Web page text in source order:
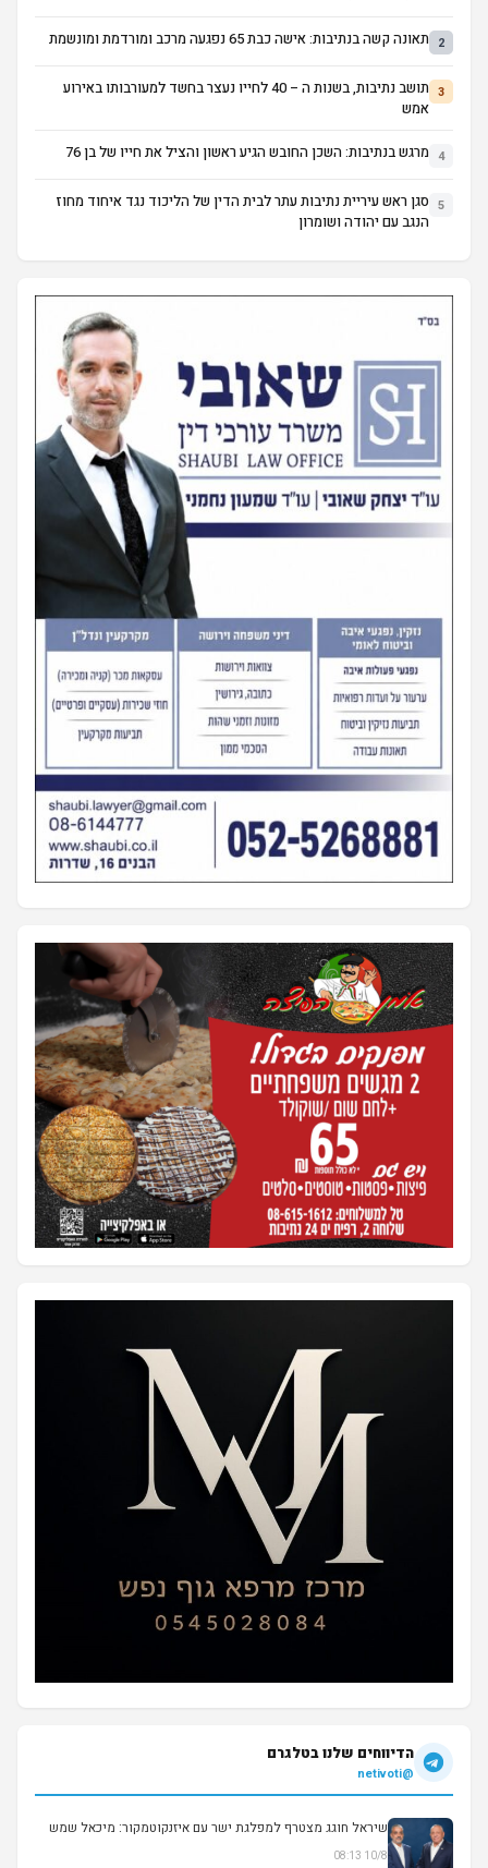
2 תאונה קשה בנתיבות: אישה כבת 65 נפגעה מרכב ומורדמת ומונשמת
3
תושב נתיבות, בשנות ה – 40 לחייו נעצר בחשד למעורבותו באירוע
אמש
4 מרגש בנתיבות: השכן החובש הגיע ראשון והציל את חייו של בן 76
5 סגן ראש עיריית נתיבות עתר לבית הדין של הליכוד נגד איחוד מחוז
הנגב עם יהודה ושומרון
הדיווחים שלנו בטלגרם
@netivoti
שיראל חוגג מצטרף למפלגת ישר עם איזנקוטמקור: מיכאל שמש
10/8 08:13